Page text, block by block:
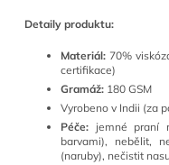
Detaily produktu:
Materiál: 70%
certifikace)
Gramáž: 180 GSM
Vyrobeno v Indii (za
Péče: jemné praní
barvami), nebělit,
(naruby), nečistit